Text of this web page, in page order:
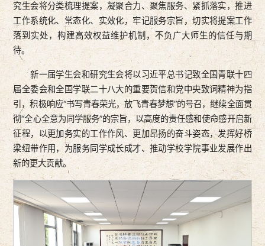
究生会将分类梳理提案，凝聚合力、聚焦服务、紧抓落实，推进
工作系统化、常态化、实效化，牢记服务宗旨，切实将提案工作
落到实处，构建高效权益维护机制，不负广大师生的信任与期
待。
新一届学生会和研究生会将以习近平总书记致全国青联十四
届全委会和全国学联二十八大的重要贺信和党中央致词精神为指
引，积极响应“书写青春荣光，放飞青春梦想”的号召，继续全面贯
彻“全心全意为同学服务”的宗旨，以高度的责任感和使命感开启新
征程，以更加务实的工作作风、更加昂扬的奋斗姿态，发挥好桥
梁纽带作用，为服务同学成长成才、推动学校学院事业发展作出
新的更大贡献。